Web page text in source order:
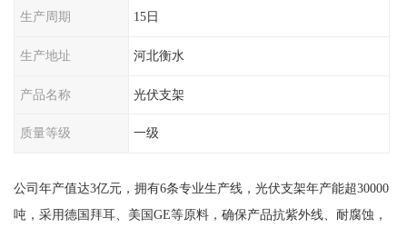
生产周期 15日
生产地址 河北衡水
产品名称 光伏支架
质量等级 一级
公司年产值达3亿元，拥有6条专业生产线，光伏支架年产能超30000
吨，采用德国拜耳、美国GE等原料，确保产品抗紫外线、耐腐蚀，